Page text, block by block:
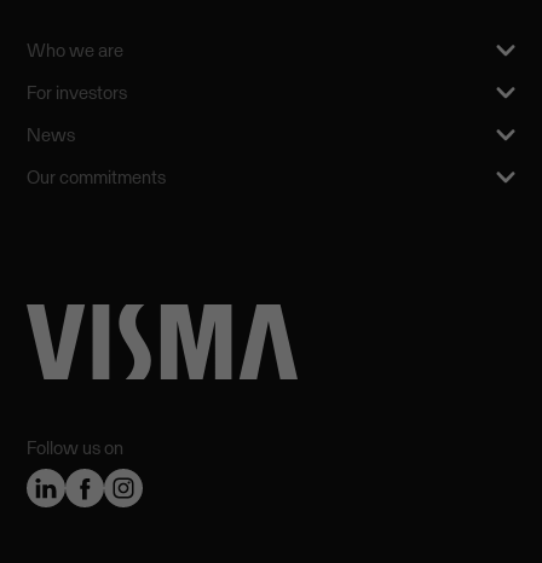
Follow us on
Who we are
For investors
News
Our commitments